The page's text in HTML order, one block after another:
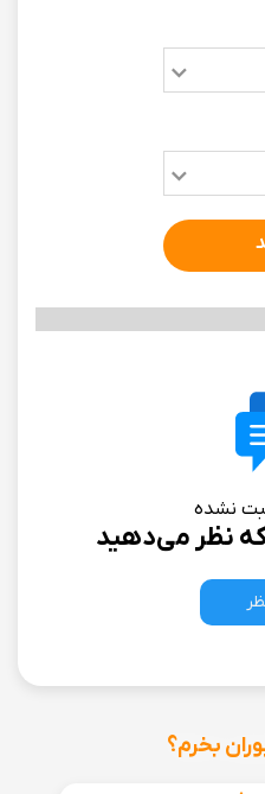
نشده
که نظر می‌دهید
بخرم؟